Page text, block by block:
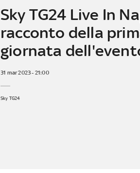
Sky TG24 Live In
racconto della
giornata
31 mar 2023 - 21:00
Sky TG24